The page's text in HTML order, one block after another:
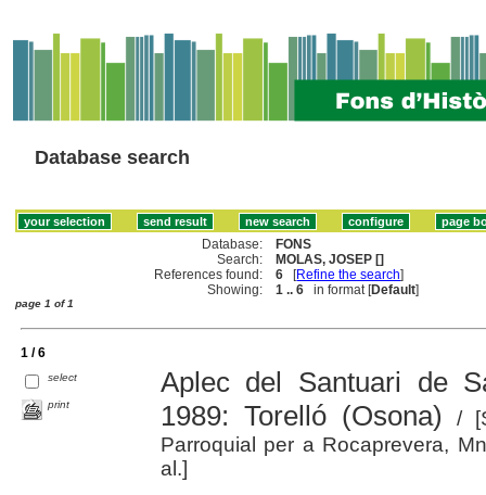
Database search
Database:
FONS
Search:
MOLAS, JOSEP []
References found:
6 [Refine the search]
Showing:
1 .. 6 in format [Default]
page 1 of 1
1 / 6
select
print
Aplec del Santuari de
1989: Torelló (Osona)
/
Parroquial per a Rocaprevera,
al.]